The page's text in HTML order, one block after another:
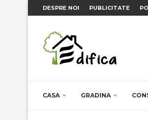
DESPRE NOI PUBLICITATE
CASA GRADINA